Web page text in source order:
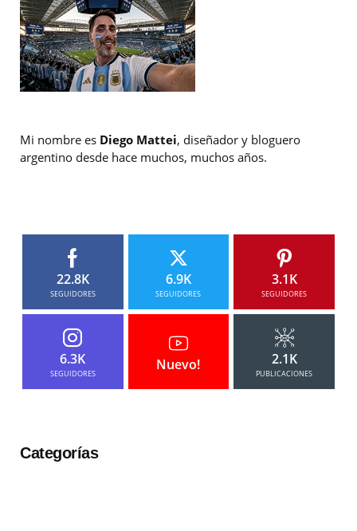
Mi nombre es Diego Mattei, diseñador y bloguero
argentino desde hace muchos, muchos años.
22.8K
SEGUIDORES
6.9K
SEGUIDORES
3.1K
SEGUIDORES
6.3K
SEGUIDORES
Nuevo! 2.1K
PUBLICACIONES
Categorías